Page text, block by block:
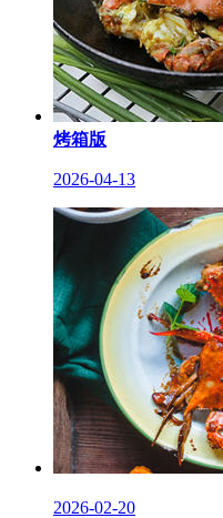
烤箱版
2026-04-13
2026-02-20